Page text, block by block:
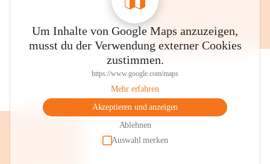
Um Inhalte von Google Maps anzuzeigen,
musst du der Verwendung externer Cookies
zustimmen.
https://www.google.com/maps
Mehr erfahren
Akzeptieren und anzeigen
Ablehnen
Auswahl merken